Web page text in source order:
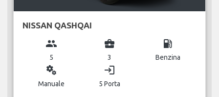
NISSAN QASHQAI
group
5
business_center
3
local_gas_station
Benzina
miscellaneous_services
Manuale
login
5 Porta